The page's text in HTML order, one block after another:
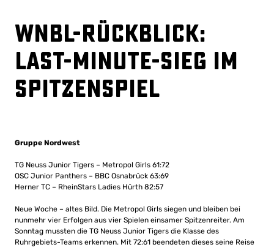
WNBL-Rückblick:
Last-Minute-Sieg im
Spitzenspiel
Gruppe Nordwest
TG Neuss Junior Tigers – Metropol Girls 61:72
OSC Junior Panthers – BBC Osnabrück 63:69
Herner TC – RheinStars Ladies Hürth 82:57
Neue Woche – altes Bild. Die Metropol Girls siegen und bleiben bei
nunmehr vier Erfolgen aus vier Spielen einsamer Spitzenreiter. Am
Sonntag mussten die TG Neuss Junior Tigers die Klasse des
Ruhrgebiets-Teams erkennen. Mit 72:61 beendeten dieses seine Reise